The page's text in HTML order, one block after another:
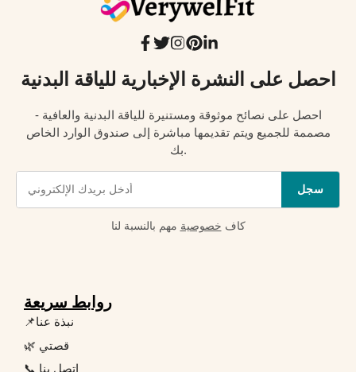
احصل على النشرة الإخبارية للياقة البدنية
احصل على نصائح موثوقة ومستنيرة للياقة البدنية والعافية -
مصممة للجميع ويتم تقديمها مباشرة إلى صندوق الوارد الخاص
بك.
سجل
كاف خصوصية مهم بالنسبة لنا
روابط سريعة
📌نبذة عنا
🌿 قصتي
📞 اتصل بنا